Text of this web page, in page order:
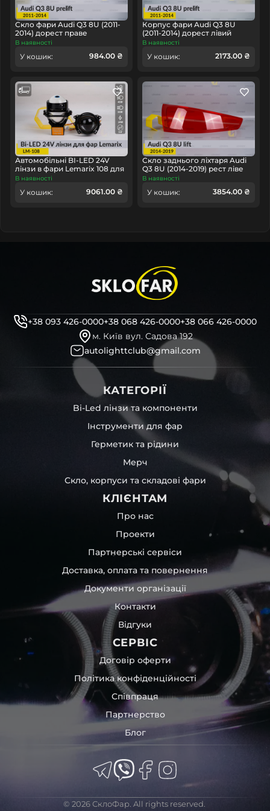
встановленні лінз, світловодів пропонуємо наших
партнерів.
Скло фари Audi Q3 8U (2011-
2014) дорест праве
В наявності
У кошик: 984.00 ₴
Корпус фари Audi Q3 8U
(2011-2014) дорест лівий
В наявності
У кошик: 2173.00 ₴
Автомобільні BI-LED 24V
лінзи в фари Lemarix 108 для
вантажних авто
В наявності
У кошик: 9061.00 ₴
Скло заднього ліхтаря Audi
Q3 8U (2014-2019) рест ліве
В наявності
У кошик: 3854.00 ₴
+38 093 426-0000+38 068 426-0000+38 066 426-0000
м. Київ вул. Садова 192
autolighttclub@gmail.com
КАТЕГОРІЇ
Bi-Led лінзи та компоненти
Інструменти для фар
Герметик та рідини
Мерч
Скло, корпуси та складові фари
КЛІЄНТАМ
Про нас
Проекти
Партнерські сервіси
Доставка, оплата та повернення
Документи організації
Контакти
Відгуки
СЕРВІС
Договір оферти
Політика конфіденційності
Співпраця
Партнерство
Блог
© 2026 СклоФар. All rights reserved.